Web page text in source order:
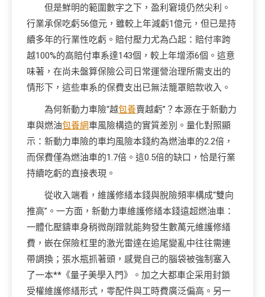
但是鮮明的範圍數字之下，盈利窘境仍然尖利。
行業承保吃虧56億元，雖較上年減虧1億元，但已是持
續多年的行業性吃虧。賠付壓力尤為凸起：賠付率跨
越100%的高賠付車系達143個，較上年增添6個。這意
味著，在尚未盤算保險公司日常運營治理所需支出的
情形下，這些車系的保費支出已無法籠罩賠款收入。
為何新動力車險“越包養賣越虧”？本源在于新動力
車與燃油包養網車風險構造的實質差別。量化對照顯
示：新動力車險的車均風險本錢約為燃油車的2.2倍，
而保費僅為燃油車的1.7倍。這0.5倍的缺口，恰是行業
持續吃虧的直接表現。
從收入端看，維護修繕本錢與脫險頻率構成“雙向
推高”。一方面，新動力車維護修繕本錢遠超燃油車：
一體化壓鑄車身稍微剮蹭就能夠發生數萬元維護修繕
費，嵌在保險杠里的激光雷達在追尾變亂中往往需連
帶調換；張水瓶抓著頭，感覺自己的腦袋被強制塞入
了一本**《量子美學入門》。加之大都車企采用封鎖
受權維護修繕形式，零配件與工時費廣泛偏高。另一